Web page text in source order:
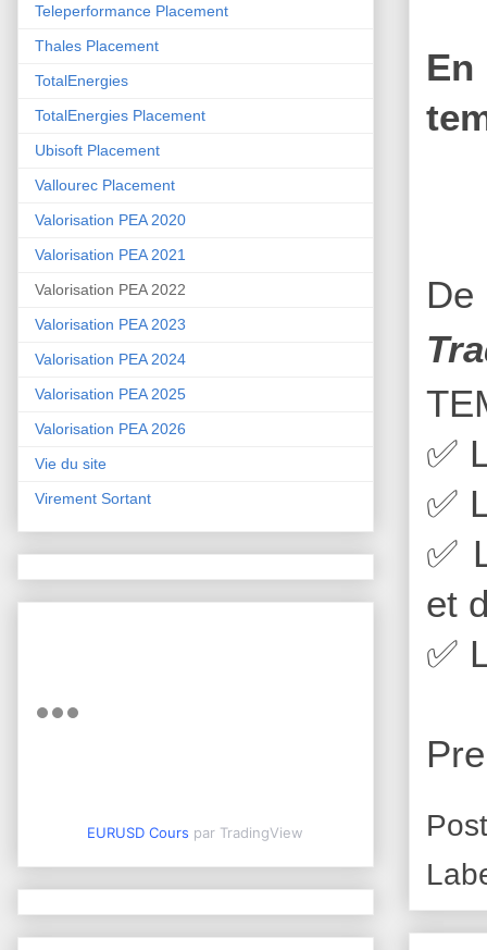
✅
✅
✅
et
✅
Teleperformance Placement
Thales Placement
TotalEnergies
TotalEnergies Placement
Ubisoft Placement
Vallourec Placement
Valorisation PEA 2020
Valorisation PEA 2021
Valorisation PEA 2022
Valorisation PEA 2023
Valorisation PEA 2024
Valorisation PEA 2025
Valorisation PEA 2026
Vie du site
Virement Sortant
EURUSD Cours par TradingView